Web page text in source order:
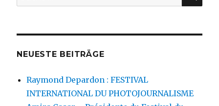
nach:
NEUESTE BEITRÄGE
Raymond Depardon : FESTIVAL
INTERNATIONAL DU PHOTOJOURNALISME